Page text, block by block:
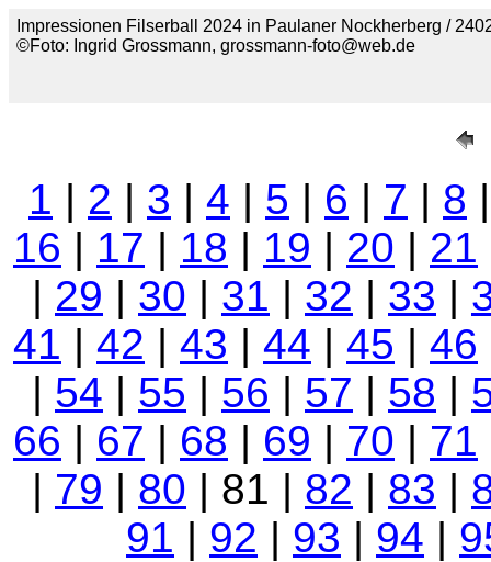
Impressionen Filserball 2024 in Paulaner Nockherberg /
©Foto: Ingrid Grossmann, grossmann-foto@web.de
1 | 2 | 3 | 4 | 5 | 6 | 7 | 8
16 | 17 | 18 | 19 | 20 | 21
| 29 | 30 | 31 | 32 | 33 |
41 | 42 | 43 | 44 | 45 | 46
| 54 | 55 | 56 | 57 | 58 |
66 | 67 | 68 | 69 | 70 | 71
| 79 | 80 | 81 | 82 | 83 |
91 | 92 | 93 | 94 |